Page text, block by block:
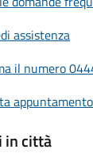
assistenza
il numero
appuntamento
in città